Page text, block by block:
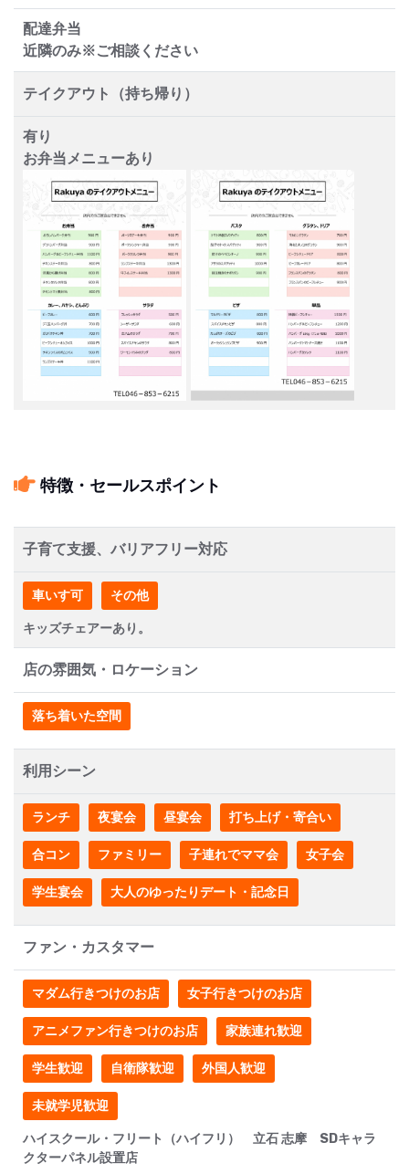
配達弁当
近隣のみ※ご相談ください
テイクアウト（持ち帰り）
有り
お弁当メニューあり
特徴・セールスポイント
子育て支援、バリアフリー対応
車いす可 その他
キッズチェアーあり。
店の雰囲気・ロケーション
落ち着いた空間
利用シーン
ランチ 夜宴会 昼宴会 打ち上げ・寄合い
合コン ファミリー 子連れでママ会 女子会
学生宴会 大人のゆったりデート・記念日
ファン・カスタマー
マダム行きつけのお店 女子行きつけのお店
アニメファン行きつけのお店 家族連れ歓迎
学生歓迎 自衛隊歓迎 外国人歓迎
未就学児歓迎
ハイスクール・フリート（ハイフリ） 立石 志摩 SDキャラ
クターパネル設置店